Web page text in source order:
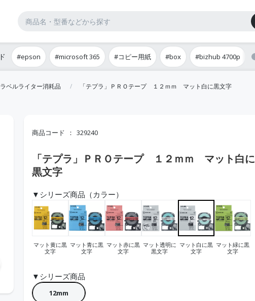
#epson #microsoft 365 #コピー用紙 #box #bizhub 4700p
ラベルライター消耗品 「テプラ」ＰＲＯテープ １２ｍｍ マット白に黒文字
商品コード 329240
「テプラ」ＰＲＯテープ １２ｍｍ マット白に
黒文字
▼シリーズ商品（カラー）
マット黄に黒
文字
マット青に黒
文字
マット赤に黒
文字
マット透明に
黒文字
マット白に黒
文字
マット緑に黒
文字
▼シリーズ商品
12mm